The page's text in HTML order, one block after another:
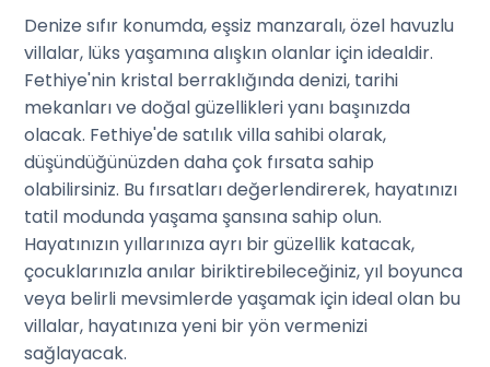
Denize sıfır konumda, eşsiz manzaralı, özel havuzlu
villalar, lüks yaşamına alışkın olanlar için idealdir.
Fethiye'nin kristal berraklığında denizi, tarihi
mekanları ve doğal güzellikleri yanı başınızda
olacak. Fethiye'de satılık villa sahibi olarak,
düşündüğünüzden daha çok fırsata sahip
olabilirsiniz. Bu fırsatları değerlendirerek, hayatınızı
tatil modunda yaşama şansına sahip olun.
Hayatınızın yıllarınıza ayrı bir güzellik katacak,
çocuklarınızla anılar biriktirebileceğiniz, yıl boyunca
veya belirli mevsimlerde yaşamak için ideal olan bu
villalar, hayatınıza yeni bir yön vermenizi
sağlayacak.